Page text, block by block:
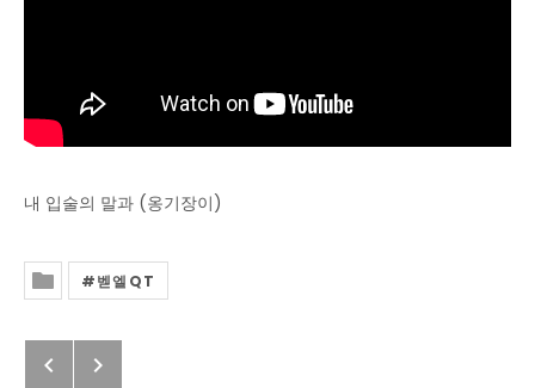
내 입술의 말과 (옹기장이)
벧엘QT
Post navigation
Previous: 2020년 4월 24일(금) 벧
Next: 나를 사랑하느냐